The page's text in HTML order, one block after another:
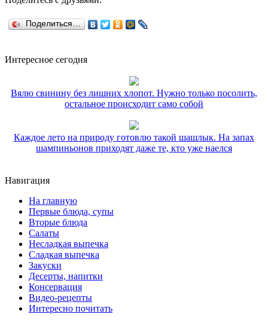
Поделиться…
Интересное сегодня
Вялю свинину без лишних хлопот. Нужно только посолить,
остальное происходит само собой
Каждое лето на природу готовлю такой шашлык. На запах
шампиньонов приходят даже те, кто уже наелся
Навигация
На главную
Первые блюда, супы
Вторые блюда
Салаты
Несладкая выпечка
Сладкая выпечка
Закуски
Десерты, напитки
Консервация
Видео-рецепты
Интересно почитать